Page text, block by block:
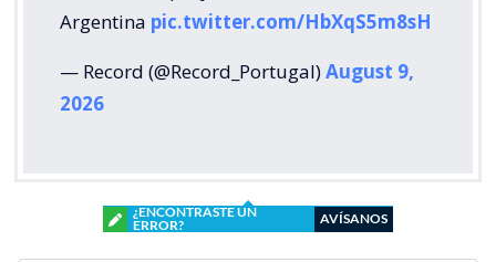
Argentina pic.twitter.com/HbXqS5m8sH
— Record (@Record_Portugal)August 9,
2026
¿ENCONTRASTE UN
ERROR?
AVÍSANOS